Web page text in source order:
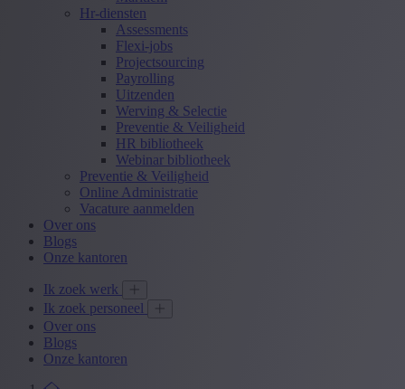
Hr-diensten
Assessments
Flexi-jobs
Projectsourcing
Payrolling
Uitzenden
Werving & Selectie
Preventie & Veiligheid
HR bibliotheek
Webinar bibliotheek
Preventie & Veiligheid
Online Administratie
Vacature aanmelden
Over ons
Blogs
Onze kantoren
Ik zoek werk
Ik zoek personeel
Over ons
Blogs
Onze kantoren